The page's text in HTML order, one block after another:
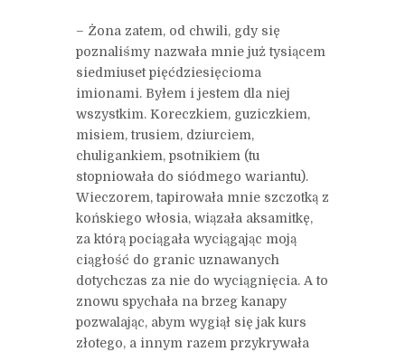
– Żona zatem, od chwili, gdy się
poznaliśmy nazwała mnie już tysiącem
siedmiuset pięćdziesięcioma
imionami. Byłem i jestem dla niej
wszystkim. Koreczkiem, guziczkiem,
misiem, trusiem, dziurciem,
chuligankiem, psotnikiem (tu
stopniowała do siódmego wariantu).
Wieczorem, tapirowała mnie szczotką z
końskiego włosia, wiązała aksamitkę,
za którą pociągała wyciągając moją
ciągłość do granic uznawanych
dotychczas za nie do wyciągnięcia. A to
znowu spychała na brzeg kanapy
pozwalając, abym wygiął się jak kurs
złotego, a innym razem przykrywała